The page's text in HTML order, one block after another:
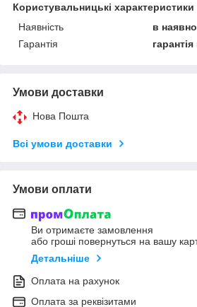
Користувальницькі характеристики
Наявність
в
Гарантія
Умови доставки
Нова Пошта
Всі умови доставки
Умови оплати
Ви отримаєте замовлення
або гроші повернуться на вашу
Детальніше
Оплата на рахунок
Оплата за реквізитами